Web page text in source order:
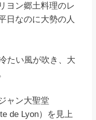
ヨン郷土料理のレ
日なのに大勢の人
たい風が吹き、大
ャン大聖堂
de Lyon）を見上